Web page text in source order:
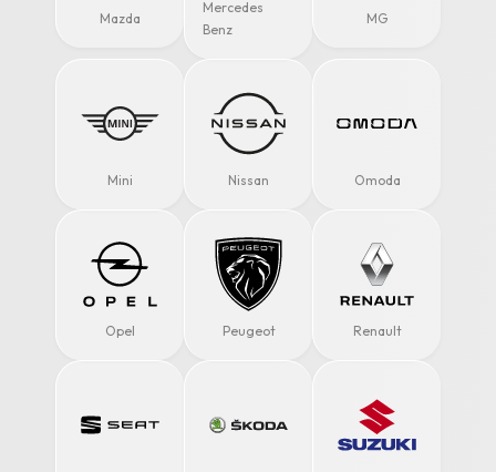
Mazda
Mercedes
Benz
MG
Mini Nissan Omoda
Opel Peugeot Renault